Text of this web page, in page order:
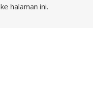
ke halaman ini.